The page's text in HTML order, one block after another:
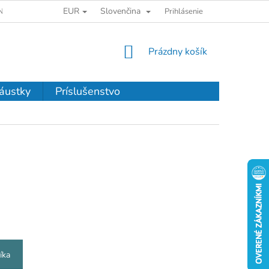
OCHRANY OSOBNÝCH ÚDAJOV
EUR Slovenčina Prihlásenie
NÁKUPNÝ
Prázdny košík
Príslušenstvo